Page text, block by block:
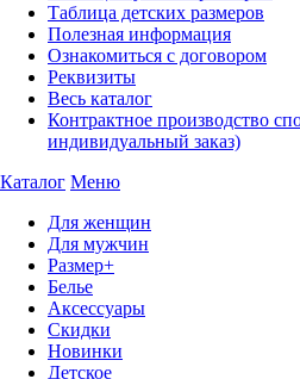
Таблица детских размеров
Полезная информация
Ознакомиться с договором
Реквизиты
Весь каталог
Контрактное производство
индивидуальный заказ)
Каталог Меню
Для женщин
Для мужчин
Размер+
Белье
Аксессуары
Скидки
Новинки
Детское